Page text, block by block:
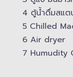
4 ตู้น้ำดื่มสแ
5 Chilled
6 Air dryer
7 Humudity